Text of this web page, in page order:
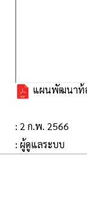
แผนพัฒนาท้อ
: 2 ก.พ. 2566
: ผู้ดูแลระบบ